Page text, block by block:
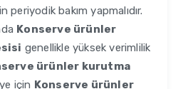
periyodik bakım yapmalıdır.
Konserve ürünler
genellikle yüksek verimlilik
ürünler kurutma
için Konserve ürünler